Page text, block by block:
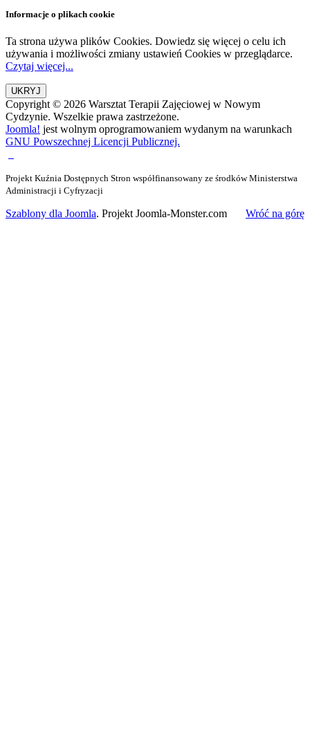
Informacje o plikach cookie
Ta strona używa plików Cookies. Dowiedz się więcej o celu ich
używania i możliwości zmiany ustawień Cookies w przeglądarce.
Czytaj więcej...
Copyright © 2026 Warsztat Terapii Zajęciowej w Nowym
Cydzynie. Wszelkie prawa zastrzeżone.
Joomla! jest wolnym oprogramowaniem wydanym na warunkach
GNU Powszechnej Licencji Publicznej.
Projekt Kuźnia Dostępnych Stron współfinansowany ze środków Ministerstwa
Administracji i Cyfryzacji
Szablony dla Joomla. Projekt Joomla-Monster.com Wróć na górę